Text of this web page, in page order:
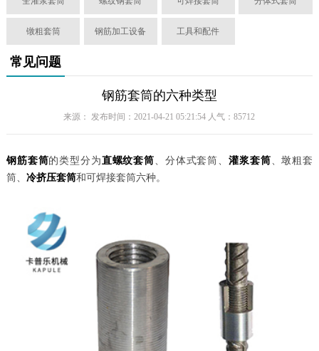
镦粗套筒 钢筋加工设备 工具和配件
常见问题
钢筋套筒的六种类型
来源： 发布时间：2021-04-21 05:21:54 人气：85712
钢筋套筒的类型分为直螺纹套筒、分体式套筒、灌浆套筒、墩粗套
筒、 冷挤压套筒和可焊接套筒六种。